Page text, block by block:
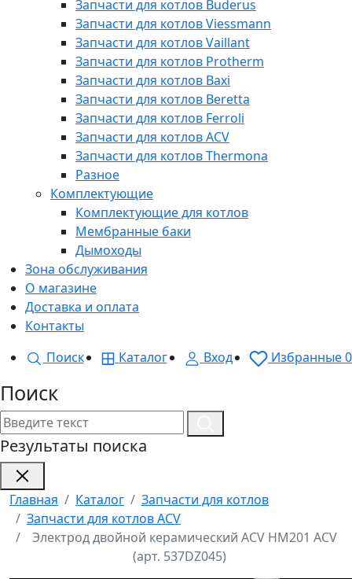
Запчасти для котлов Buderus
Запчасти для котлов Viessmann
Запчасти для котлов Vaillant
Запчасти для котлов Protherm
Запчасти для котлов Baxi
Запчасти для котлов Beretta
Запчасти для котлов Ferroli
Запчасти для котлов ACV
Запчасти для котлов Thermona
Разное
Комплектующие
Комплектующие для котлов
Мембранные баки
Дымоходы
Зона обслуживания
О магазине
Доставка и оплата
Контакты
Поиск
Каталог Вход Избранные0
Поиск
Результаты поиска
Главная Каталог
Запчасти для котлов
Запчасти для котлов ACV
Электрод двойной керамический ACV HM201 ACV
(арт. 537DZ045)